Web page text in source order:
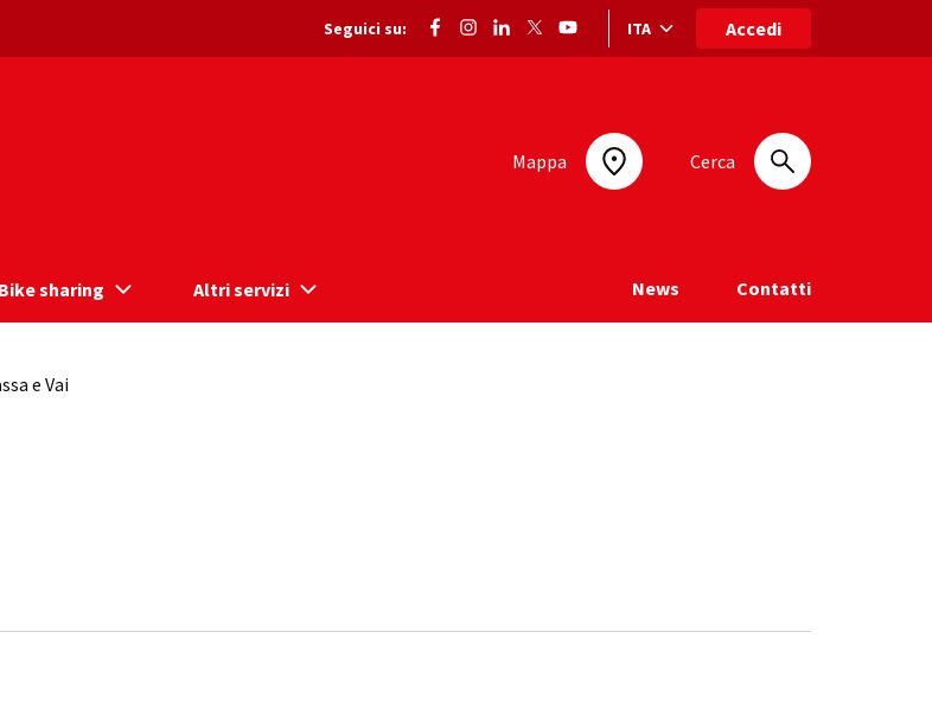
Seguici su: Selezione lingua: lingua selezionata
ITA Accedi
Mappa Cerca
Bike sharing Altri servizi News Contatti
e Vai